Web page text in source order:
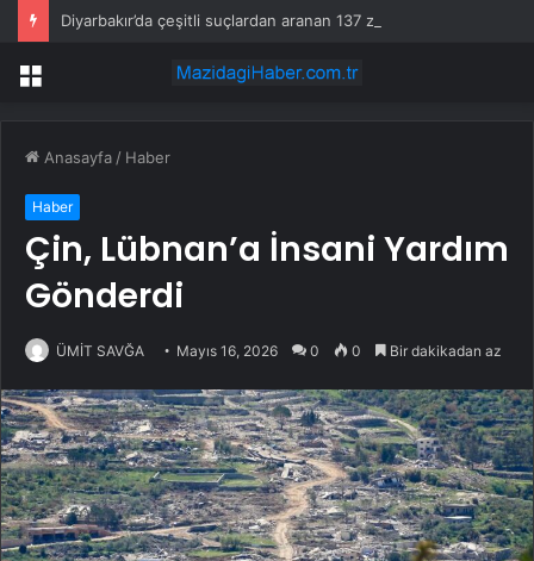
Diyarbakır’da çeşitli suçlardan aranan 137 zanlı yakalandı
Menü
Anasayfa / Haber
Haber
Çin, Lübnan’a İnsani Yardım
Gönderdi
ÜMİT SAVĞA Mayıs 16, 2026 0 0 Bir dakikadan az